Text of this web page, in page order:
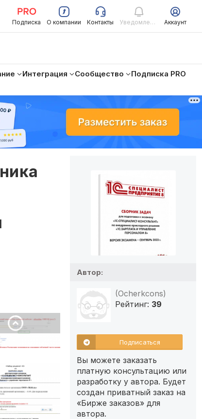
Подписка О компании Контакты Уведомления Аккаунт
Интеграция Сообщество
Подписка PRO
Автор:
(Ocherkcons)
Рейтинг: 39
Подписаться
Вы можете заказать
платную консультацию или
разработку у автора. Будет
создан приватный заказ на
«Бирже заказов» для
автора.